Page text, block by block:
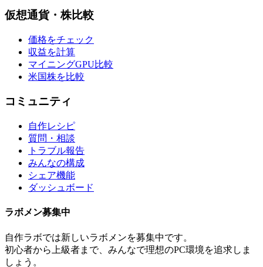
仮想通貨・株比較
価格をチェック
収益を計算
マイニングGPU比較
米国株を比較
コミュニティ
自作レシピ
質問・相談
トラブル報告
みんなの構成
シェア機能
ダッシュボード
ラボメン募集中
自作ラボでは新しいラボメンを募集中です。
初心者から上級者まで、みんなで理想のPC環境を追求しま
しょう。